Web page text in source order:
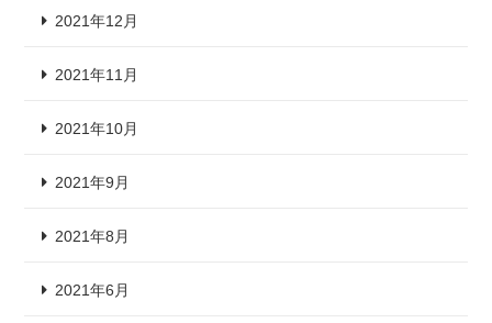
2021年12月
2021年11月
2021年10月
2021年9月
2021年8月
2021年6月